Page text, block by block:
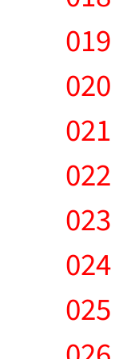
019
020
021
022
023
024
025